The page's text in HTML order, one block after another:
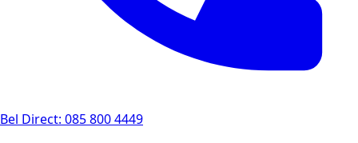
Bel Direct: 085 800 4449